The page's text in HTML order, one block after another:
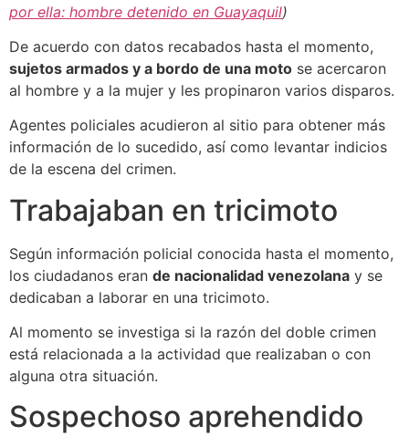
por ella: hombre detenido en Guayaquil)
De acuerdo con datos recabados hasta el momento,
sujetos armados y a bordo de una moto se acercaron
al hombre y a la mujer y les propinaron varios disparos.
Agentes policiales acudieron al sitio para obtener más
información de lo sucedido, así como levantar indicios
de la escena del crimen.
Trabajaban en tricimoto
Según información policial conocida hasta el momento,
los ciudadanos eran de nacionalidad venezolana y se
dedicaban a laborar en una tricimoto.
Al momento se investiga si la razón del doble crimen
está relacionada a la actividad que realizaban o con
alguna otra situación.
Sospechoso aprehendido